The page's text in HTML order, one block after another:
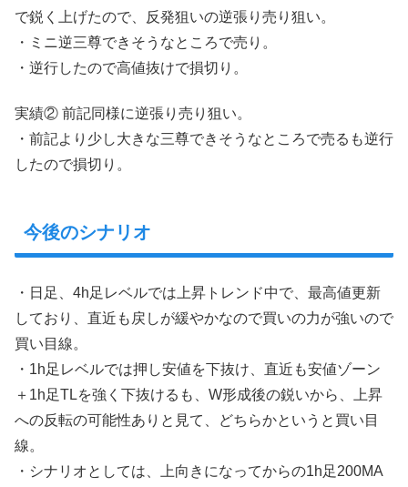
で鋭く上げたので、反発狙いの逆張り売り狙い。
・ミニ逆三尊できそうなところで売り。
・逆行したので高値抜けで損切り。
実績② 前記同様に逆張り売り狙い。
・前記より少し大きな三尊できそうなところで売るも逆行
したので損切り。
今後のシナリオ
・日足、4h足レベルでは上昇トレンド中で、最高値更新
しており、直近も戻しが緩やかなので買いの力が強いので
買い目線。
・1h足レベルでは押し安値を下抜け、直近も安値ゾーン
＋1h足TLを強く下抜けるも、W形成後の鋭いから、上昇
への反転の可能性ありと見て、どちらかというと買い目
線。
・シナリオとしては、上向きになってからの1h足200MA